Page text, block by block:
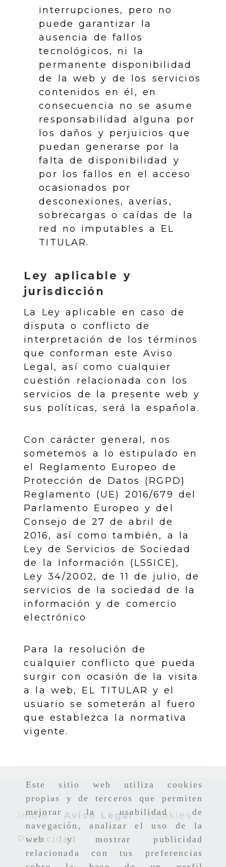
Este sitio web utiliza cookies
propias y de terceros que permiten
mejorar la usabilidad de
navegación, analizar el uso de la
web y mostrar publicidad
relacionada con tus preferencias
interrupciones, pero no
puede garantizar la
ausencia de fallos
tecnológicos, ni la
permanente disponibilidad
de la web y de los servicios
contenidos en él, en
consecuencia no se asume
responsabilidad alguna por
los daños y perjuicios que
puedan generarse por la
falta de disponibilidad y
por los fallos en el acceso
ocasionados por
desconexiones, averías,
sobrecargas o caídas de la
red no imputables a EL
TITULAR.
Ley aplicable y
jurisdicción
La Ley aplicable en caso de
disputa o conflicto de
interpretación de los términos
que conforman este Aviso
Legal, así como cualquier
cuestión relacionada con los
servicios de la presente web y
sus políticas, será la española.
Con carácter general, nos
sometemos a lo estipulado en
el Reglamento Europeo de
Protección de Datos (RGPD)
Reglamento (UE) 2016/679 del
Parlamento Europeo y del
Consejo de 27 de abril de
2016, así como también, a la
Ley de Servicios de Sociedad
de la Información (LSSICE),
Ley 34/2002, de 11 de julio, de
servicios de la sociedad de la
información y de comercio
electrónico
Para la resolución de
cualquier conflicto que pueda
surgir con ocasión de la visita
a la web, EL TITULAR y el
usuario se someterán al fuero
que establezca la normativa
vigente.
Inicio Aviso Legal Cookies
Privacidad